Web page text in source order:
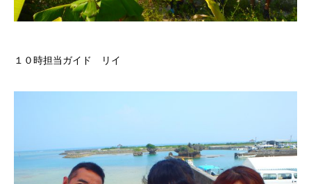
１０時担当ガイド リイ